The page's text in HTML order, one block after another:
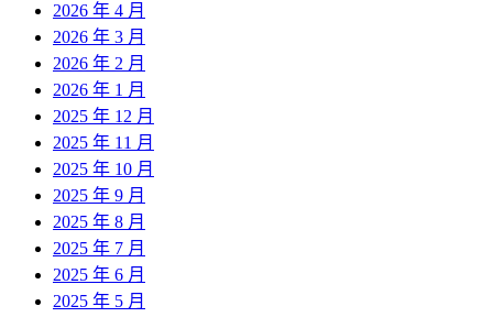
2026 年 4 月
2026 年 3 月
2026 年 2 月
2026 年 1 月
2025 年 12 月
2025 年 11 月
2025 年 10 月
2025 年 9 月
2025 年 8 月
2025 年 7 月
2025 年 6 月
2025 年 5 月